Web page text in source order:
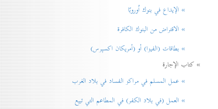
» الإيداع في بنوك اُوروبّا
» الاقتراض من البنوك الكافرة
» بطاقات (الفيزا) أو (أمريكان اكسپرس)
» كتاب الإجارة
» عمل المسلم في مراكز الفساد في بلاد الغرب
» العمل (في بلاد الكفر) في المطاعم التي تبيع